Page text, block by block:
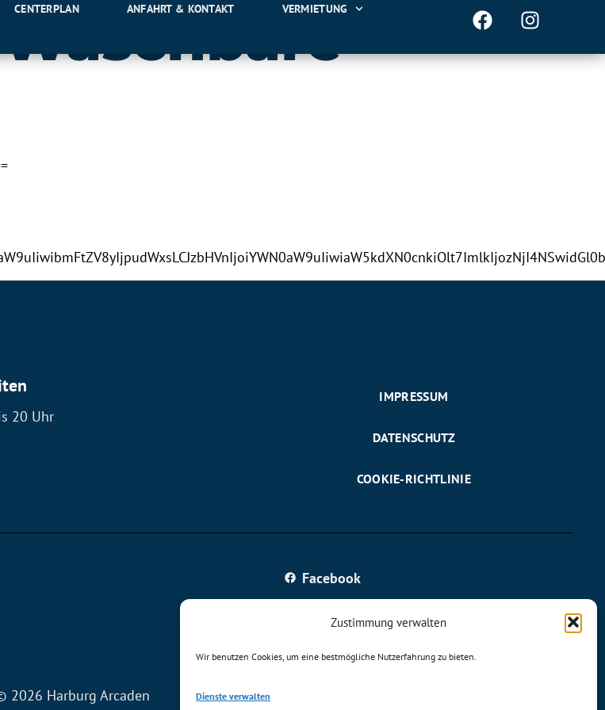
Zustimmung verwalten
Wir benutzen Cookies, um eine bestmögliche Nutzerfahrung zu bieten.
Dienste verwalten
CENTERPLAN ANFAHRT & KONTAKT VERMIETUNG
Waschbare
20 Uhr
IMPRESSUM
DATENSCHUTZ
COOKIE-RICHTLINIE
Facebook
Instagram
2026 Harburg Arcaden